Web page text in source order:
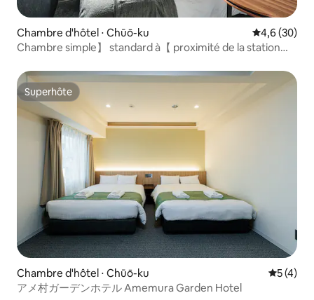
Chambre d'hôtel ⋅ Chūō-ku Évaluation
4,6 (30)
Chambre simple】 standard à【 proximité de la station
Superhôte
Superhôte
Chambre d'hôtel ⋅ Chūō-ku
5 (4)
アメ村ガーデンホテル Amemura Garden Hotel